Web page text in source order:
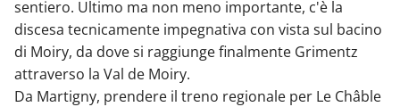
sentiero. Ultimo ma non meno importante, c'è la
discesa tecnicamente impegnativa con vista sul bacino
di Moiry, da dove si raggiunge finalmente Grimentz
attraverso la Val de Moiry.
Da Martigny, prendere il treno regionale per Le Châble